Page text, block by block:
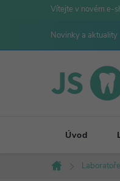
Vítejte v novém e-
Novinky a aktuality
Úvod
Domů
Laboratoře